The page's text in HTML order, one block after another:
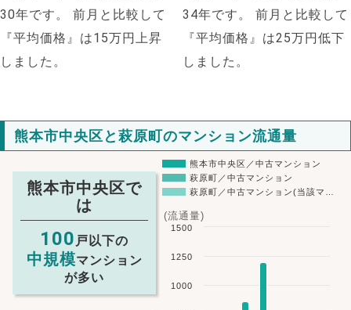
30年です。
前月と比較して
『平均価格』は15万円上昇
しました。
34年です。
前月と比較して
『平均価格』は25万円低下
しました。
熊本市中央区と萩原町のマンション流通量
熊本市中央区で
は
100 戸以下の
中規模マンション
が多い
(流通量)
熊本市中央区／中古マンション
萩原町／中古マンション
萩原町／中古マンション(当該マ…
1000
1250
1500